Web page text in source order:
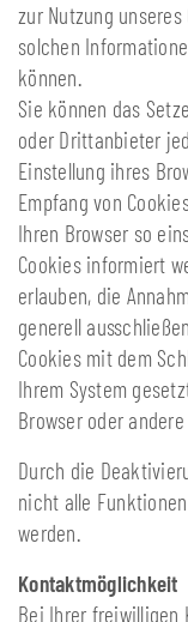
zur Nutzung
solchen
können.
Sie können das
oder Drittanbieter
Einstellung ihres
Empfang von
Ihren Browser so
Cookies informiert
erlauben, die
generell
Cookies mit dem
Ihrem System
Browser oder
Durch die
nicht alle
werden.
Kontaktmöglichkeit
Bei Ihrer freiwilligen